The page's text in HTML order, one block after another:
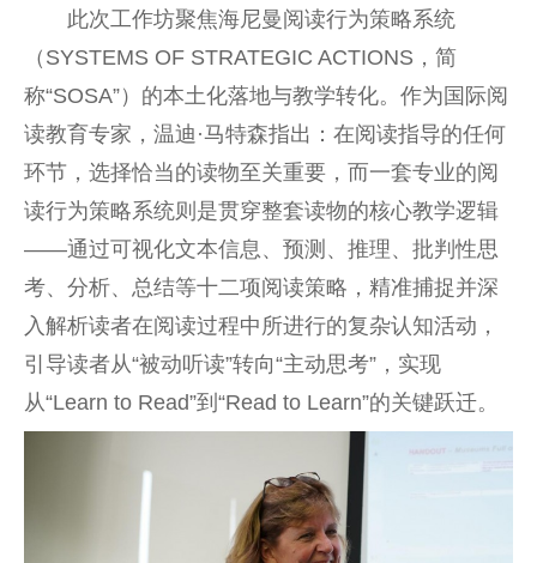
此次工作坊聚焦海尼曼阅读行为策略系统
（SYSTEMS OF STRATEGIC ACTIONS，简
称“SOSA”）的本土化落地与教学转化。作为国际阅
读教育专家，温迪·马特森指出：在阅读指导的任何
环节，选择恰当的读物至关重要，而一套专业的阅
读行为策略系统则是贯穿整套读物的核心教学逻辑
——通过可视化文本信息、预测、推理、批判性思
考、分析、总结等十二项阅读策略，精准捕捉并深
入解析读者在阅读过程中所进行的复杂认知活动，
引导读者从“被动听读”转向“主动思考”，实现
从“Learn to Read”到“Read to Learn”的关键跃迁。